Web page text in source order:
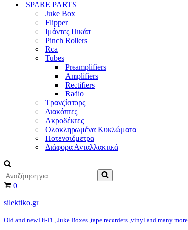
SPARE PARTS
Juke Box
Flipper
Ιμάντες Πικάπ
Pinch Rollers
Rca
Tubes
Preamplifiers
Amplifiers
Rectifiers
Radio
Τρανζίστορς
Διακόπτες
Ακροδέκτες
Ολοκληρωμένα Κυκλώματα
Ποτενσιόμετρα
Διάφορα Ανταλλακτικά
Αναζήτηση
για...Καλάθι
0
silektiko.gr
Old and new Hi-Fi , Juke Boxes ,tape recorders ,vinyl and many more